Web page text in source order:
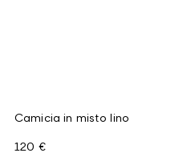
Camicia in misto lino
120 €